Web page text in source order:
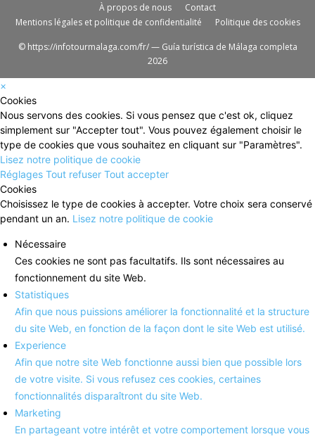
À propos de nous
Contact
Mentions légales et politique de confidentialité
Politique des cookies
© https://infotourmalaga.com/fr/ — Guía turística de Málaga completa
2026
×
Cookies
Nous servons des cookies. Si vous pensez que c'est ok, cliquez
simplement sur "Accepter tout". Vous pouvez également choisir le
type de cookies que vous souhaitez en cliquant sur "Paramètres".
Lisez notre politique de cookie
Réglages Tout refuser Tout accepter
Cookies
Choisissez le type de cookies à accepter. Votre choix sera conservé
pendant un an. Lisez notre politique de cookie
Nécessaire
Ces cookies ne sont pas facultatifs. Ils sont nécessaires au
fonctionnement du site Web.
Statistiques
Afin que nous puissions améliorer la fonctionnalité et la structure
du site Web, en fonction de la façon dont le site Web est utilisé.
Experience
Afin que notre site Web fonctionne aussi bien que possible lors
de votre visite. Si vous refusez ces cookies, certaines
fonctionnalités disparaîtront du site Web.
Marketing
En partageant votre intérêt et votre comportement lorsque vous